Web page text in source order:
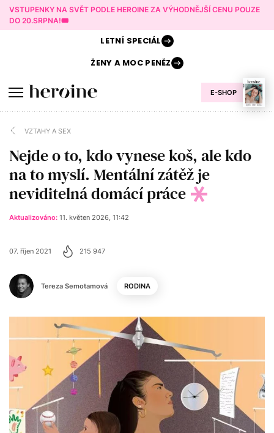
VSTUPENKY NA SVĚT PODLE HEROINE ZA VÝHODNĚJŠÍ CENU POUZE
DO 20.SRPNA!🎟️
E-SHOP
LETNÍ SPECIÁL
ŽENY AMOC PENĚZ
VZTAHY A SEX
Nejde o to, kdo vynese koš, ale kdo
na to myslí. Mentální zátěž je
neviditelná domácí práce
Aktualizováno: 11. květen 2026, 11:42
Tereza Semotamová
07. říjen 2021 215 947
RODINA